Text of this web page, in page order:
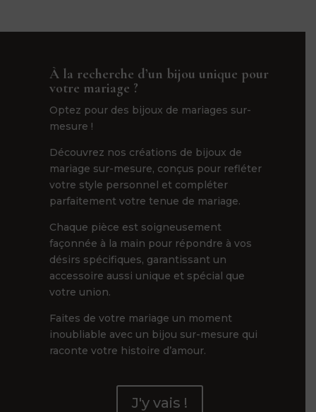
À la recherche d’un bijou unique pour
votre mariage ?
Optez pour des bijoux de mariages sur-
mesure !
Découvrez nos créations de bijoux de
mariage sur-mesure, conçus pour refléter
votre style personnel et compléter
parfaitement votre tenue de mariage.
Chaque pièce est soigneusement
façonnée à la main pour répondre à vos
désirs spécifiques, garantissant un
accessoire aussi unique et spécial que
votre union.
Faites de votre mariage un moment
inoubliable avec un bijou sur-mesure qui
raconte votre histoire d’amour.
J'y vais !